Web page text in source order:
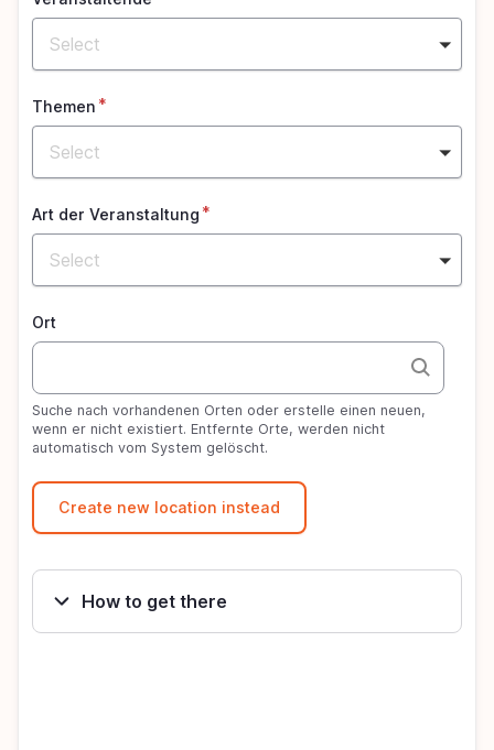
Select
Themen
Select
Art der Veranstaltung
Select
Ort
Suche nach vorhandenen Orten oder erstelle einen neuen,
wenn er nicht existiert. Entfernte Orte, werden nicht
automatisch vom System gelöscht.
How to get there